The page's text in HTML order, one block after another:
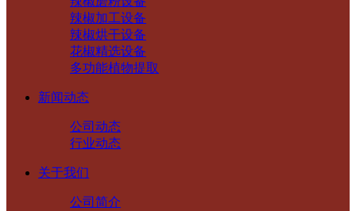
辣椒加工设备
辣椒烘干设备
花椒精选设备
多功能植物提取
新闻动态
公司动态
行业动态
关于我们
公司简介